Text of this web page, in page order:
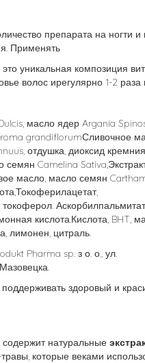
препарата на ногти и
Применять
уникальная композиция
волос ирегулярно 1-2 раза
масло ядер Argania
grandiflorumСливочное
отдушка, диоксид
семян Camelina
масло, масло семян
кислота.Кислота, BHT,
лимонен, цитраль.
Pharma sp. з о. о., ул.
здоровый и
содержит натуральные
которые веками